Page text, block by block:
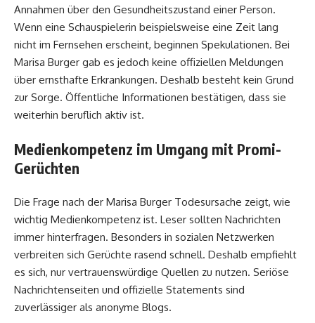
Annahmen über den Gesundheitszustand einer Person.
Wenn eine Schauspielerin beispielsweise eine Zeit lang
nicht im Fernsehen erscheint, beginnen Spekulationen. Bei
Marisa Burger gab es jedoch keine offiziellen Meldungen
über ernsthafte Erkrankungen. Deshalb besteht kein Grund
zur Sorge. Öffentliche Informationen bestätigen, dass sie
weiterhin beruflich aktiv ist.
Medienkompetenz im Umgang mit Promi-
Gerüchten
Die Frage nach der Marisa Burger Todesursache zeigt, wie
wichtig Medienkompetenz ist. Leser sollten Nachrichten
immer hinterfragen. Besonders in sozialen Netzwerken
verbreiten sich Gerüchte rasend schnell. Deshalb empfiehlt
es sich, nur vertrauenswürdige Quellen zu nutzen. Seriöse
Nachrichtenseiten und offizielle Statements sind
zuverlässiger als anonyme Blogs.